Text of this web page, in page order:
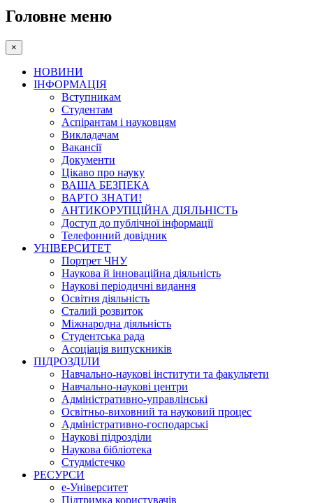
Головне меню
×
НОВИНИ
ІНФОРМАЦІЯ
Вступникам
Студентам
Аспірантам і науковцям
Викладачам
Вакансії
Документи
Цікаво про науку
ВАША БЕЗПЕКА
ВАРТО ЗНАТИ!
АНТИКОРУПЦІЙНА ДІЯЛЬНІСТЬ
Доступ до публічної інформації
Телефонний довідник
УНІВЕРСИТЕТ
Портрет ЧНУ
Наукова й інноваційна діяльність
Наукові періодичні видання
Освітня діяльність
Сталий розвиток
Міжнародна діяльність
Студентська рада
Асоціація випускників
ПІДРОЗДІЛИ
Навчально-наукові інститути та факультети
Навчально-наукові центри
Адміністративно-управлінські
Освітньо-виховний та науковий процес
Адміністративно-господарські
Наукові підрозділи
Наукова бібліотека
Студмістечко
РЕСУРСИ
е-Університет
Підтримка користувачів